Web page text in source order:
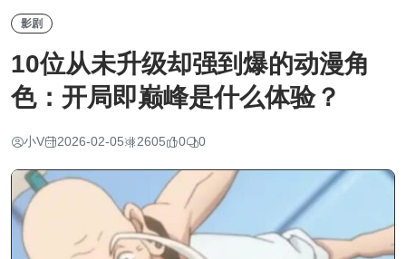
影剧
10位从未升级却强到爆的动漫角
色：开局即巅峰是什么体验？
小V 2026-02-05 2605 0 0